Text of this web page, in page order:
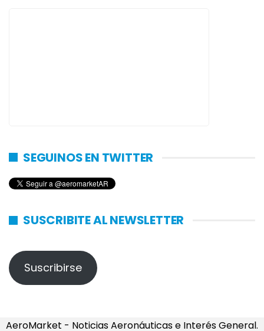
SEGUINOS EN TWITTER
SUSCRIBITE AL NEWSLETTER
Suscribirse
AeroMarket - Noticias Aeronáuticas e Interés General.